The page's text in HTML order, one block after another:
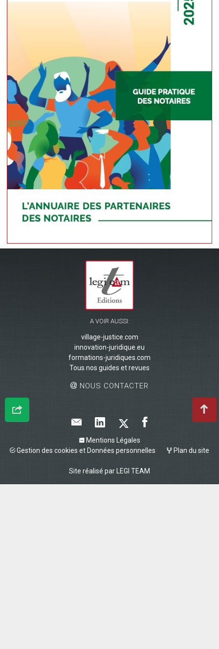
A VOIR AUSSI:
village-justice.com
innovation-juridique.eu
formations-juridiques.com
Tous nos guides et revues
NOUS CONTACTER
Mentions Légales
Gestion des cookies et Données personnelles
Plan du site
Site réalisé par LEGI TEAM